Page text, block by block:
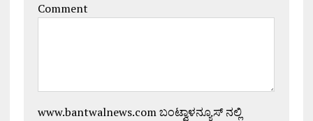
Comment
www.bantwalnews.com ಬಂಟ್ವಾಳನ್ಯೂಸ್ ನಲ್ಲಿ